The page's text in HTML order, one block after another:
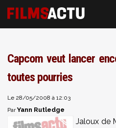
Capcom veut lancer
toutes pourries
Le 28/05/2008 à 12:03
ParYann Rutledge
Jaloux de